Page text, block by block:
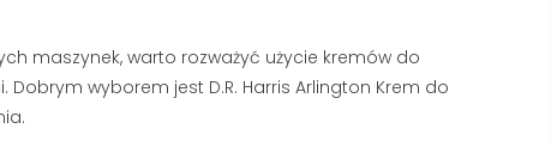
maszynek, warto rozważyć użycie kremów do
wyborem jest D.R. Harris Arlington Krem do